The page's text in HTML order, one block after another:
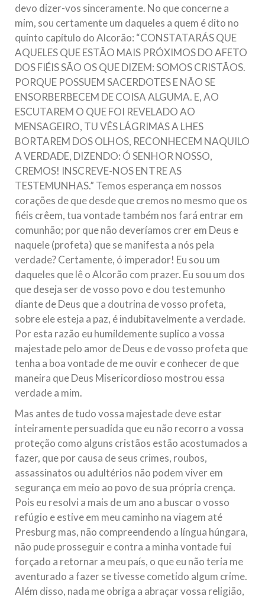
devo dizer-vos sinceramente. No que concerne a
mim, sou certamente um daqueles a quem é dito no
quinto capítulo do Alcorão: “CONSTATARÁS QUE
AQUELES QUE ESTÃO MAIS PRÓXIMOS DO AFETO
DOS FIÉIS SÃO OS QUE DIZEM: SOMOS CRISTÃOS.
PORQUE POSSUEM SACERDOTES E NÃO SE
ENSORBERBECEM DE COISA ALGUMA. E, AO
ESCUTAREM O QUE FOI REVELADO AO
MENSAGEIRO, TU VÊS LÁGRIMAS A LHES
BORTAREM DOS OLHOS, RECONHECEM NAQUILO
A VERDADE, DIZENDO: Ó SENHOR NOSSO,
CREMOS! INSCREVE-NOS ENTRE AS
TESTEMUNHAS.” Temos esperança em nossos
corações de que desde que cremos no mesmo que os
fiéis crêem, tua vontade também nos fará entrar em
comunhão; por que não deveríamos crer em Deus e
naquele (profeta) que se manifesta a nós pela
verdade? Certamente, ó imperador! Eu sou um
daqueles que lê o Alcorão com prazer. Eu sou um dos
que deseja ser de vosso povo e dou testemunho
diante de Deus que a doutrina de vosso profeta,
sobre ele esteja a paz, é indubitavelmente a verdade.
Por esta razão eu humildemente suplico a vossa
majestade pelo amor de Deus e de vosso profeta que
tenha a boa vontade de me ouvir e conhecer de que
maneira que Deus Misericordioso mostrou essa
verdade a mim.
Mas antes de tudo vossa majestade deve estar
inteiramente persuadida que eu não recorro a vossa
proteção como alguns cristãos estão acostumados a
fazer, que por causa de seus crimes, roubos,
assassinatos ou adultérios não podem viver em
segurança em meio ao povo de sua própria crença.
Pois eu resolvi a mais de um ano a buscar o vosso
refúgio e estive em meu caminho na viagem até
Presburg mas, não compreendendo a língua húngara,
não pude prosseguir e contra a minha vontade fui
forçado a retornar a meu país, o que eu não teria me
aventurado a fazer se tivesse cometido algum crime.
Além disso, nada me obriga a abraçar vossa religião,